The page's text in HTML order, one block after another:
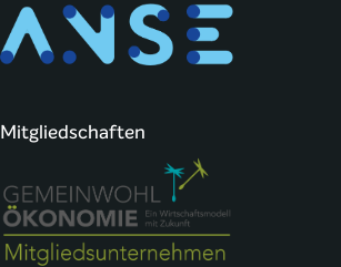
Mitgliedschaften